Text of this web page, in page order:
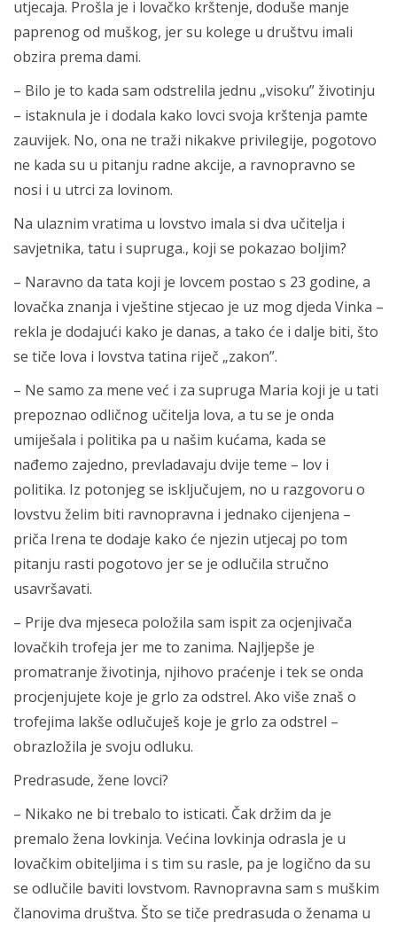
utjecaja. Prošla je i lovačko krštenje, doduše manje
paprenog od muškog, jer su kolege u društvu imali
obzira prema dami.
– Bilo je to kada sam odstrelila jednu „visoku” životinju
– istaknula je i dodala kako lovci svoja krštenja pamte
zauvijek. No, ona ne traži nikakve privilegije, pogotovo
ne kada su u pitanju radne akcije, a ravnopravno se
nosi i u utrci za lovinom.
Na ulaznim vratima u lovstvo imala si dva učitelja i
savjetnika, tatu i supruga., koji se pokazao boljim?
– Naravno da tata koji je lovcem postao s 23 godine, a
lovačka znanja i vještine stjecao je uz mog djeda Vinka –
rekla je dodajući kako je danas, a tako će i dalje biti, što
se tiče lova i lovstva tatina riječ „zakon”.
– Ne samo za mene već i za supruga Maria koji je u tati
prepoznao odličnog učitelja lova, a tu se je onda
umiješala i politika pa u našim kućama, kada se
nađemo zajedno, prevladavaju dvije teme – lov i
politika. Iz potonjeg se isključujem, no u razgovoru o
lovstvu želim biti ravnopravna i jednako cijenjena –
priča Irena te dodaje kako će njezin utjecaj po tom
pitanju rasti pogotovo jer se je odlučila stručno
usavršavati.
– Prije dva mjeseca položila sam ispit za ocjenjivača
lovačkih trofeja jer me to zanima. Najljepše je
promatranje životinja, njihovo praćenje i tek se onda
procjenjujete koje je grlo za odstrel. Ako više znaš o
trofejima lakše odlučuješ koje je grlo za odstrel –
obrazložila je svoju odluku.
Predrasude, žene lovci?
– Nikako ne bi trebalo to isticati. Čak držim da je
premalo žena lovkinja. Većina lovkinja odrasla je u
lovačkim obiteljima i s tim su rasle, pa je logično da su
se odlučile baviti lovstvom. Ravnopravna sam s muškim
članovima društva. Što se tiče predrasuda o ženama u